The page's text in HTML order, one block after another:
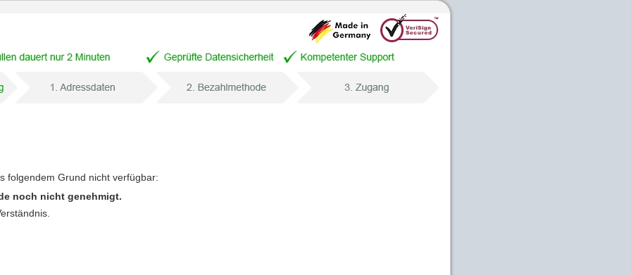
folgendem Grund nicht verfügbar:
noch nicht genehmigt.